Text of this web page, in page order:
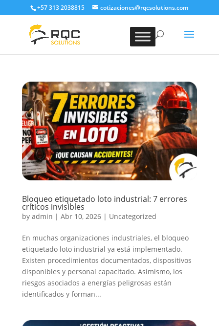
+57 313 2038815 cotizaciones@rqcsolutions.com
Bloqueo etiquetado loto industrial: 7 errores
críticos invisibles
by admin | Abr 10, 2026| Uncategorized
En muchas organizaciones industriales, el bloqueo
etiquetado loto industrial ya está implementado.
Existen procedimientos documentados, dispositivos
disponibles y personal capacitado. Asimismo, los
riesgos asociados a energías peligrosas están
identificados y forman...